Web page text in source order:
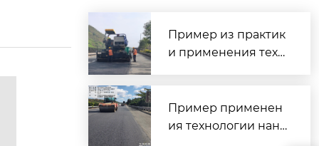
Пример из практик
и применения техн
окрытия SMC — про
ект профилактичес
Пример применен
ия технологии нане